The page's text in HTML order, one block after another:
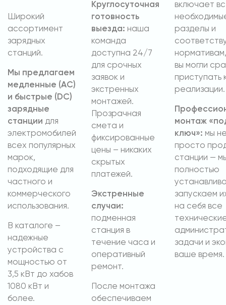
Широкий
ассортимент
зарядных
станций.
Мы предлагаем
медленные (AC)
и быстрые (DC)
зарядные
станции для
электромобилей
всех популярных
марок,
подходящие для
частного и
коммерческого
использования.
В каталоге –
надежные
устройства с
мощностью от
3,5 кВт до хабов
1080 кВт и
более.
Круглосуточная
готовность
выезда: наша
команда
доступна 24/7
для срочных
заявок и
экстренных
монтажей.
Прозрачная
смета и
фиксированные
цены – никаких
скрытых
платежей.
Экстренные
случаи:
подменная
станция в
течение часа и
оперативный
ремонт.
После монтажа
обеспечиваем
включает
разделы и
вы могли
приступать
реализации.
монтаж
ключ»: мы
просто
станции —
полностью
запускаем
на себя все
задачи и
ваше время.